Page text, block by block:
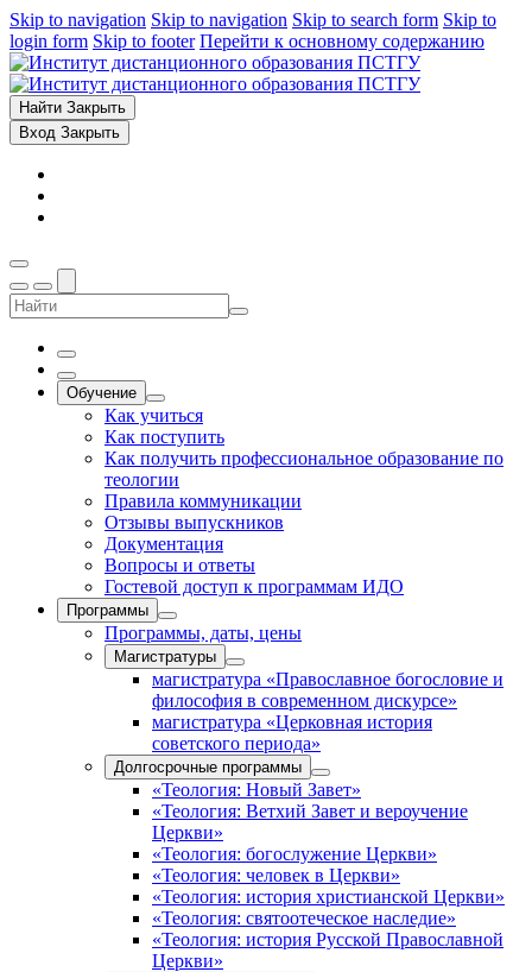
Skip to navigation Skip to navigation Skip to search form Skip to
login form Skip to footer Перейти к основному содержанию
Найти Закрыть
Вход Закрыть
Обучение
Как учиться
Как поступить
Как получить профессиональное образование по
теологии
Правила коммуникации
Отзывы выпускников
Документация
Вопросы и ответы
Гостевой доступ к программам ИДО
Программы
Программы, даты, цены
Магистратуры
магистратура «Православное богословие и
философия в современном дискурсе»
магистратура «Церковная история
советского периода»
Долгосрочные программы
«Теология: Новый Завет»
«Теология: Ветхий Завет и вероучение
Церкви»
«Теология: богослужение Церкви»
«Теология: человек в Церкви»
«Теология: история христианской Церкви»
«Теология: святоотеческое наследие»
«Теология: история Русской Православной
Церкви»